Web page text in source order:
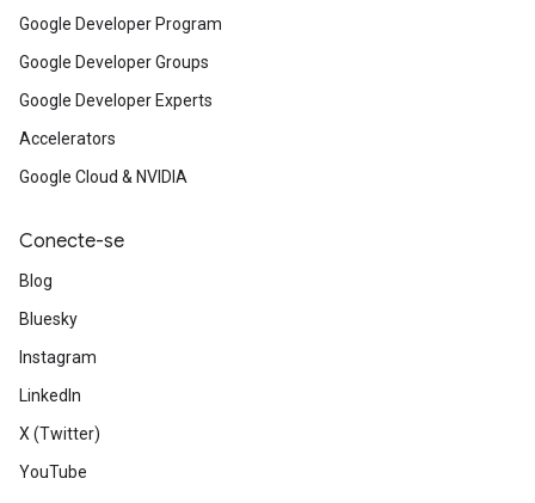
Google Developer Program
Google Developer Groups
Google Developer Experts
Accelerators
Google Cloud & NVIDIA
Conecte-se
Blog
Bluesky
Instagram
LinkedIn
X (Twitter)
YouTube